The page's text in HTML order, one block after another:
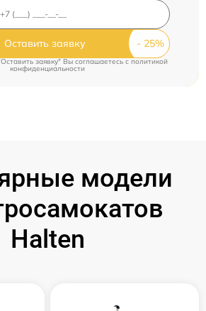
Оставить заявку
заявку" Вы соглашаетесь cполитикой
конфиденциальности
модели
Halten